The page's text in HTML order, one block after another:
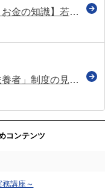
【人事担当者のための社会保険とお金の知識】若いうちに知っておくべき公的年金制度の話
財務省の財政制度分科会 「被扶養者」制度の見直すべきなどと提言
コンテンツ
講座～